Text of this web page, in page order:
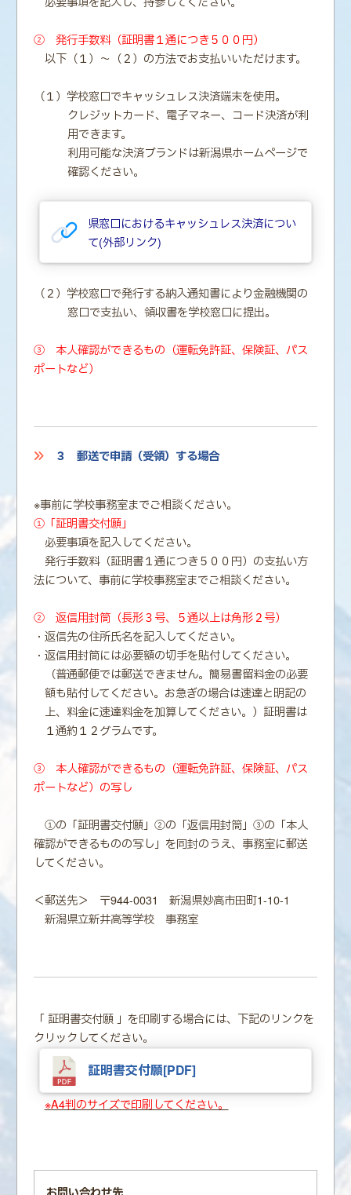
② 発行手数料（証明書１通につき５００円）
以下（１）～（２）の方法でお支払いいただけます。
（１）学校窓口でキャッシュレス決済端末を使用。
クレジットカード、電子マネー、コード決済が利
用できます。
利用可能な決済ブランドは新潟県ホームページで
確認ください。
県窓口におけるキャッシュレス決済につい
て(外部リンク)
（２）学校窓口で発行する納入通知書により金融機関の
窓口で支払い、領収書を学校窓口に提出。
③ 本人確認ができるもの（運転免許証、保険証、パス
ポートなど）
３ 郵送で申請（受領）する場合
※事前に学校事務室までご相談ください。
①「証明書交付願」
必要事項を記入してください。
発行手数料（証明書１通につき５００円）の支払い方
法について、事前に学校事務室までご相談ください。
② 返信用封筒（長形３号、５通以上は角形２号）
・返信先の住所氏名を記入してください。
・返信用封筒には必要額の切手を貼付してください。
（普通郵便では郵送できません。簡易書留料金の必要
額も貼付してください。お急ぎの場合は速達と明記の
上、料金に速達料金を加算してください。）証明書は
１通約１２グラムです。
③ 本人確認ができるもの（運転免許証、保険証、パス
ポートなど）の写し
①の「証明書交付願」②の「返信用封筒」③の「本人
確認ができるものの写し」を同封のうえ、事務室に郵送
してください。
＜郵送先＞ 〒944-0031 新潟県妙高市田町1-10-1
新潟県立新井高等学校 事務室
「 証明書交付願 」を印刷する場合には、下記のリンクを
クリックしてください。
証明書交付願[PDF]
※A4判のサイズで印刷してください。
お問い合わせ先